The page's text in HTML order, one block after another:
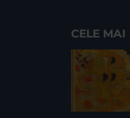
CELE MAI